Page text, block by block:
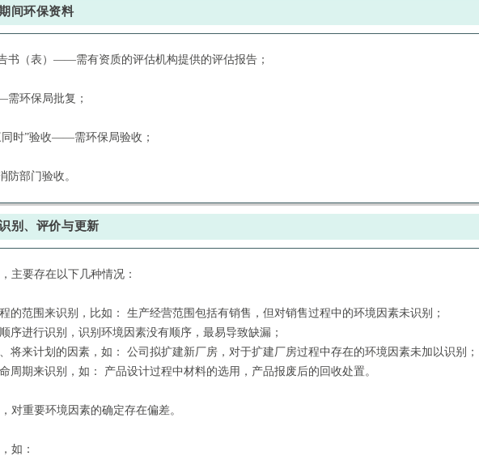
间环保资料
书（表）——需有资质的评估机构提供的评估报告；
环保局批复；
时”验收——需环保局验收；
部门验收。
别、评价与更新
，主要存在以下几种情况：
的范围来识别，比如： 生产经营范围包括有销售，但对销售过程中的环境因素未识别；
序进行识别，识别环境因素没有顺序，最易导致缺漏；
将来计划的因素，如： 公司拟扩建新厂房，对于扩建厂房过程中存在的环境因素未加以识别；
周期来识别，如： 产品设计过程中材料的选用，产品报废后的回收处置。
，对重要环境因素的确定存在偏差。
，如：